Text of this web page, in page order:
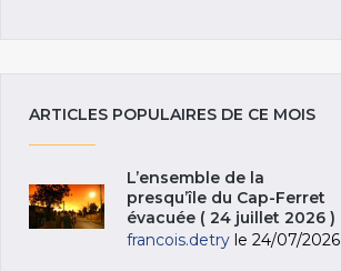
ARTICLES POPULAIRES DE CE MOIS
L’ensemble de la
presqu’île du Cap-Ferret
évacuée ( 24 juillet 2026 )
francois.detry le 24/07/2026